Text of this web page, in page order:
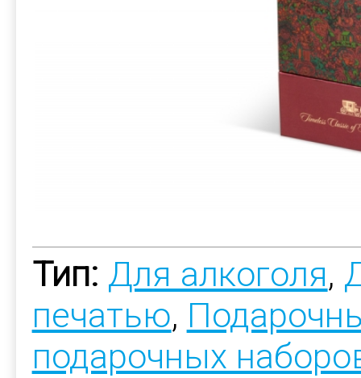
Тип: Для алкоголя,
печатью,
подарочных